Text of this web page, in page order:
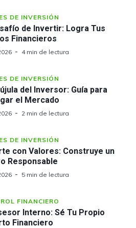
DE INVERSIÓN
de Invertir: Logra Tus
Financieros
4 min de lectura
DE INVERSIÓN
del Inversor: Guía para
el Mercado
2 min de lectura
DE INVERSIÓN
con Valores: Construye un
Responsable
5 min de lectura
FINANCIERO
Interno: Sé Tu Propio
Financiero